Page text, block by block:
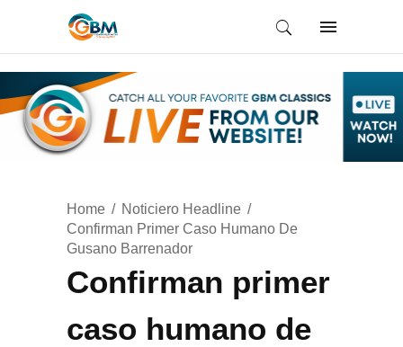
Home
Noticiero Headline
Confirman Primer Caso Humano De
Gusano Barrenador
Confirman primer
caso humano de